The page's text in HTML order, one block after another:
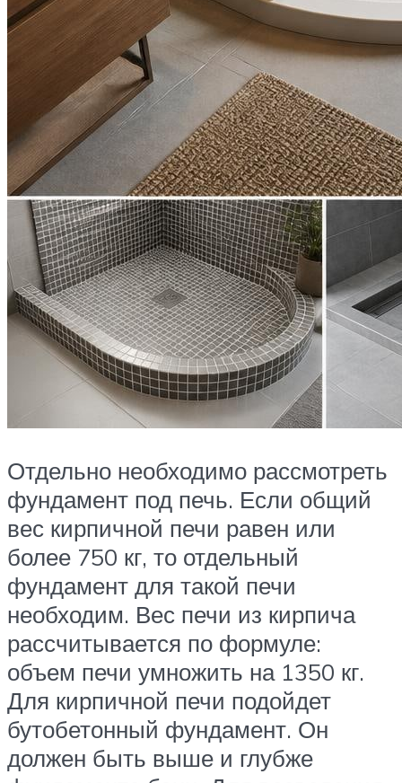
Отдельно необходимо рассмотреть
фундамент под печь. Если общий
вес кирпичной печи равен или
более 750 кг, то отдельный
фундамент для такой печи
необходим. Вес печи из кирпича
рассчитывается по формуле:
объем печи умножить на 1350 кг.
Для кирпичной печи подойдет
бутобетонный фундамент. Он
должен быть выше и глубже